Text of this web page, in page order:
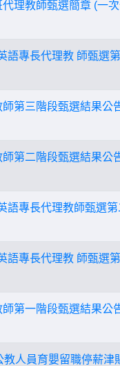
理教師甄選簡章 (一
專長代理教 師甄選
第三階段甄選結果公
第二階段甄選結果公
專長代理教師甄選
專長代理教 師甄選
第一階段甄選結果公
人員育嬰留職停薪